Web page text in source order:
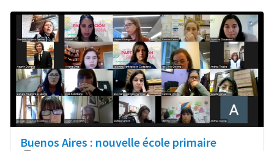
Buenos Aires : nouvelle école primaire